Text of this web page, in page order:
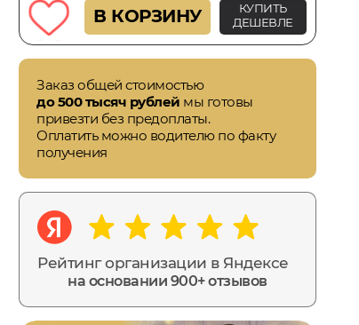
В КОРЗИНУ
КУПИТЬ
ДЕШЕВЛЕ
Заказ общей стоимостью
до 500 тысяч рублей мы готовы
привезти без предоплаты.
Оплатить можно водителю по факту
получения
Рейтинг организации в Яндексе
на основании 900+ отзывов